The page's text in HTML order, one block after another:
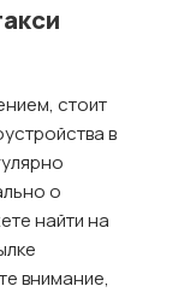
стоит
в
о
найти на
внимание,